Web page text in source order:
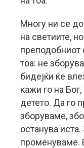
Многу ни се
на светиите,
преподобниот
тоа: не
бидејќи ќе
кажи го на
детето. Да го
зборуваме,
останува
променуваме.